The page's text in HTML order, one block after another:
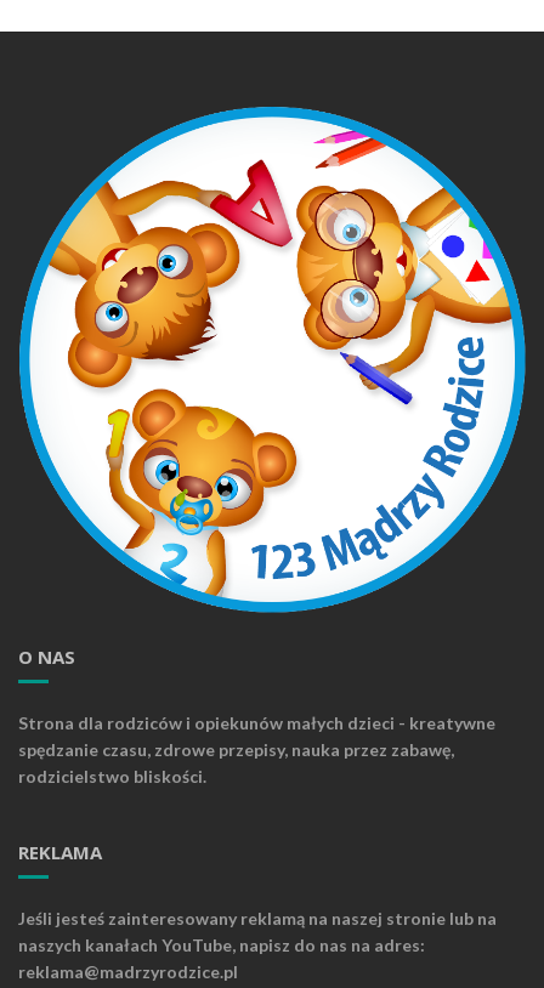
O NAS
Strona dla rodziców i opiekunów małych dzieci - kreatywne
spędzanie czasu, zdrowe przepisy, nauka przez zabawę,
rodzicielstwo bliskości.
REKLAMA
Jeśli jesteś zainteresowany reklamą na naszej stronie lub na
naszych kanałach YouTube, napisz do nas na adres:
reklama@madrzyrodzice.pl